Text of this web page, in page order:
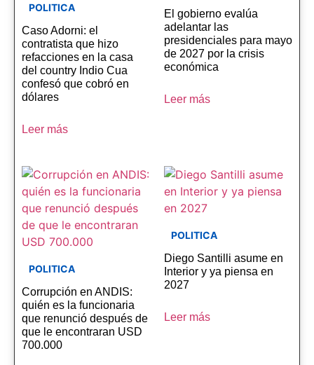
POLITICA
Caso Adorni: el
contratista que hizo
refacciones en la casa
del country Indio Cua
confesó que cobró en
dólares
Leer más
El gobierno evalúa
adelantar las
presidenciales para mayo
de 2027 por la crisis
económica
Leer más
POLITICA
Corrupción en ANDIS:
quién es la funcionaria
que renunció después de
que le encontraran USD
700.000
POLITICA
Diego Santilli asume en
Interior y ya piensa en
2027
Leer más